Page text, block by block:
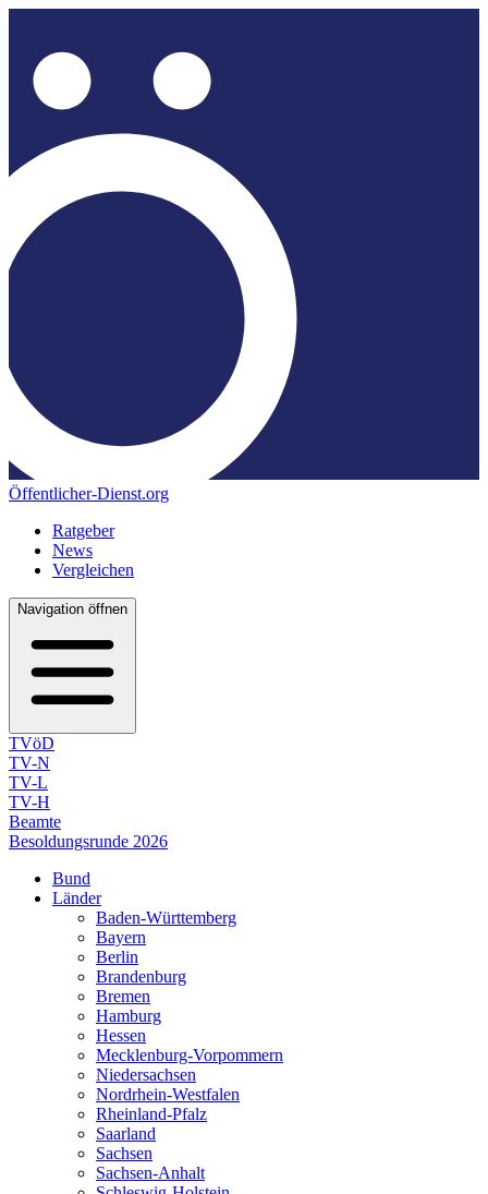
Öffentlicher-Dienst.org
Ratgeber
News
Vergleichen
Navigation öffnen
TVöD
TV-N
TV-L
TV-H
Beamte
Besoldungsrunde 2026
Bund
Länder
Baden-Württemberg
Bayern
Berlin
Brandenburg
Bremen
Hamburg
Hessen
Mecklenburg-Vorpommern
Niedersachsen
Nordrhein-Westfalen
Rheinland-Pfalz
Saarland
Sachsen
Sachsen-Anhalt